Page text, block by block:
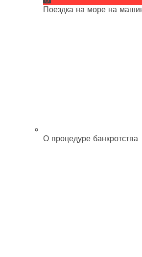
Поездка на море на
О процедуре банкротства